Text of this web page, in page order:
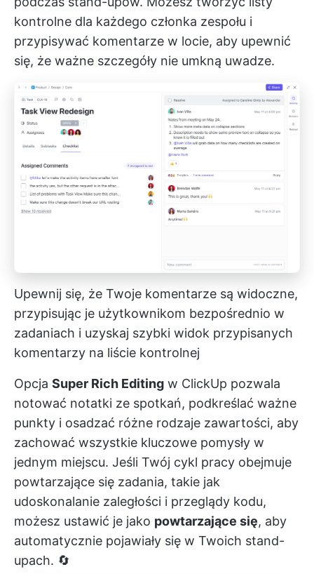
kontrolne dla każdego członka zespołu i
przypisywać komentarze w locie, aby upewnić
się, że ważne szczegóły nie umkną uwadze.
Upewnij się, że Twoje komentarze są widoczne,
przypisując je użytkownikom bezpośrednio w
zadaniach i uzyskaj szybki widok przypisanych
komentarzy na liście kontrolnej
Opcja Super Rich Editing w ClickUp pozwala
notować notatki ze spotkań, podkreślać ważne
punkty i osadzać różne rodzaje zawartości, aby
zachować wszystkie kluczowe pomysły w
jednym miejscu. Jeśli Twój cykl pracy obejmuje
powtarzające się zadania, takie jak
udoskonalanie zaległości i przeglądy kodu,
możesz ustawić je jako powtarzające się, aby
automatycznie pojawiały się w Twoich stand-
upach. 🔄